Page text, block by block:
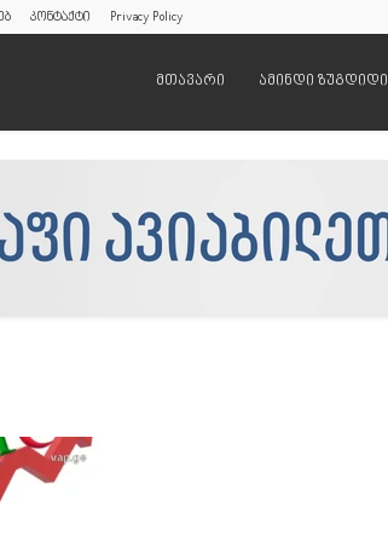
კონტაქტი Privacy Policy
მთავარი ამინდი ზუგდიდი